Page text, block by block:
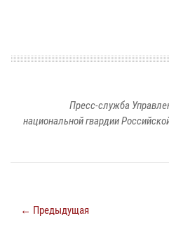
Пресс-служба
национальной гвардии
← Предыдущая